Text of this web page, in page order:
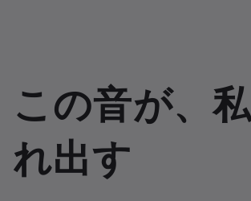
この音が、
れ出す